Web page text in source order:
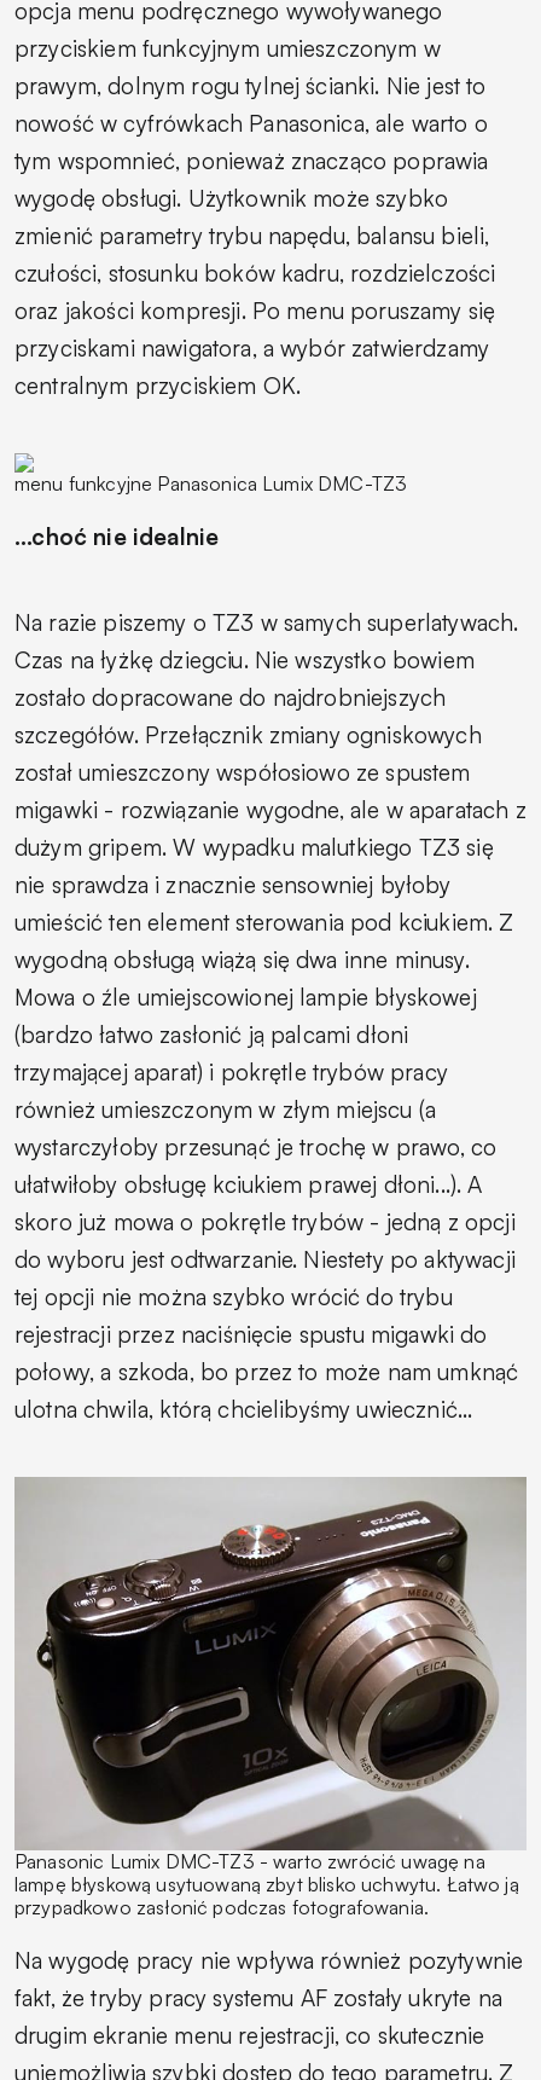
opcja menu podręcznego wywoływanego
przyciskiem funkcyjnym umieszczonym w
prawym, dolnym rogu tylnej ścianki. Nie jest to
nowość w cyfrówkach Panasonica, ale warto o
tym wspomnieć, ponieważ znacząco poprawia
wygodę obsługi. Użytkownik może szybko
zmienić parametry trybu napędu, balansu bieli,
czułości, stosunku boków kadru, rozdzielczości
oraz jakości kompresji. Po menu poruszamy się
przyciskami nawigatora, a wybór zatwierdzamy
centralnym przyciskiem OK.
menu funkcyjne Panasonica Lumix DMC-TZ3
...choć nie idealnie
Na razie piszemy o TZ3 w samych superlatywach.
Czas na łyżkę dziegciu. Nie wszystko bowiem
zostało dopracowane do najdrobniejszych
szczegółów. Przełącznik zmiany ogniskowych
został umieszczony współosiowo ze spustem
migawki - rozwiązanie wygodne, ale w aparatach z
dużym gripem. W wypadku malutkiego TZ3 się
nie sprawdza i znacznie sensowniej byłoby
umieścić ten element sterowania pod kciukiem. Z
wygodną obsługą wiążą się dwa inne minusy.
Mowa o źle umiejscowionej lampie błyskowej
(bardzo łatwo zasłonić ją palcami dłoni
trzymającej aparat) i pokrętle trybów pracy
również umieszczonym w złym miejscu (a
wystarczyłoby przesunąć je trochę w prawo, co
ułatwiłoby obsługę kciukiem prawej dłoni...). A
skoro już mowa o pokrętle trybów - jedną z opcji
do wyboru jest odtwarzanie. Niestety po aktywacji
tej opcji nie można szybko wrócić do trybu
rejestracji przez naciśnięcie spustu migawki do
połowy, a szkoda, bo przez to może nam umknąć
ulotna chwila, którą chcielibyśmy uwiecznić...
Panasonic Lumix DMC-TZ3 - warto zwrócić uwagę na
lampę błyskową usytuowaną zbyt blisko uchwytu. Łatwo ją
przypadkowo zasłonić podczas fotografowania.
Na wygodę pracy nie wpływa również pozytywnie
fakt, że tryby pracy systemu AF zostały ukryte na
drugim ekranie menu rejestracji, co skutecznie
uniemożliwia szybki dostęp do tego parametru. Z